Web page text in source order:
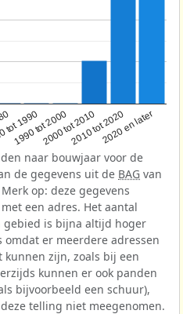
1990
1990 tot 20002000 tot 20102010 tot 20202020 en later
naar bouwjaar voor de
de gegevens uit de BAG van
op: deze gegevens
een adres. Het aantal
gebied is bijna altijd hoger
er meerdere adressen
zijn, zoals bij een
kunnen er ook panden
bijvoorbeeld een schuur),
telling niet meegenomen.